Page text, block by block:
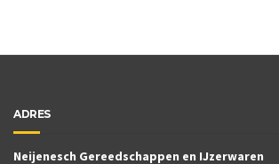
ADRES
Neijenesch Gereedschappen en IJzerwaren